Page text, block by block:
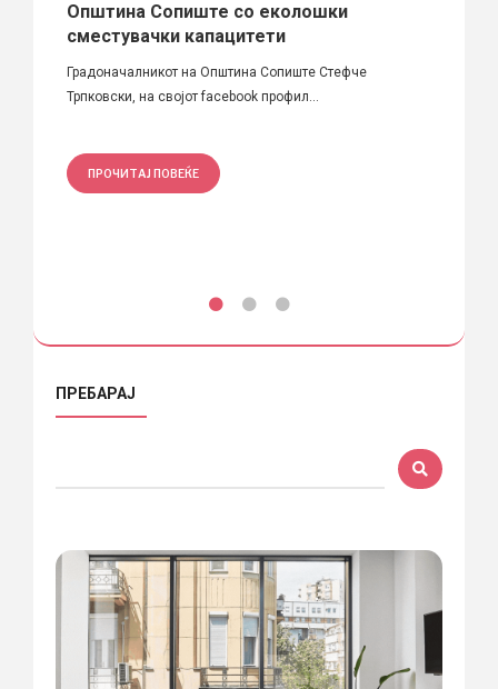
Општина Сопиште со еколошки
сместувачки капацитети
Градоначалникот на Општина Сопиште Стефче
Трпковски, на својот facebook профил...
ПРОЧИТАЈ ПОВЕЌЕ
ПРЕБАРАЈ